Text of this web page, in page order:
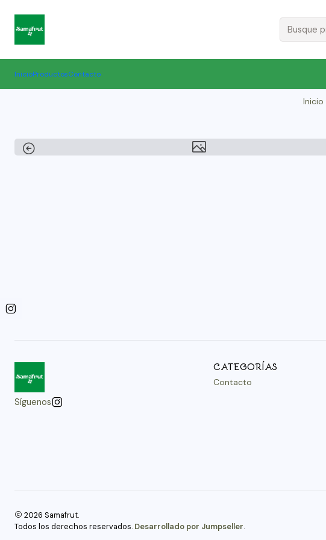
InicioProductosContacto
Inicio
Síguenos
CATEGORÍAS
Contacto
2026 Samafrut.
Todos los derechos reservados. Desarrollado por Jumpseller.